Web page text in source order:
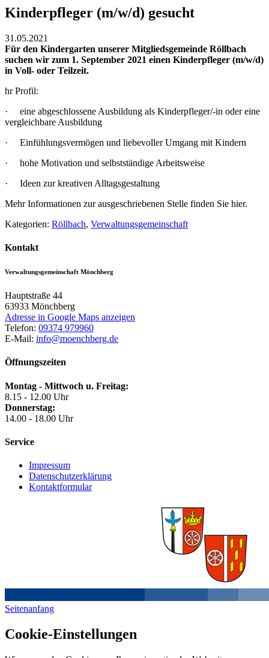
Kinderpfleger (m/w/d) gesucht
31.05.2021
Für den Kindergarten unserer Mitgliedsgemeinde Röllbach
suchen wir zum 1. September 2021 einen Kinderpfleger (m/w/d)
in Voll- oder Teilzeit.
hr Profil:
· eine abgeschlossene Ausbildung als Kinderpfleger/-in oder eine
vergleichbare Ausbildung
· Einfühlungsvermögen und liebevoller Umgang mit Kindern
· hohe Motivation und selbstständige Arbeitsweise
· Ideen zur kreativen Alltagsgestaltung
Mehr Informationen zur ausgeschriebenen Stelle finden Sie hier.
Kategorien: Röllbach, Verwaltungsgemeinschaft
Kontakt
Verwaltungsgemeinschaft Mönchberg
Hauptstraße 44
63933 Mönchberg
Adresse in Google Maps anzeigen
Telefon: 09374 979960
E-Mail: info@moenchberg.de
Öffnungszeiten
Montag - Mittwoch u. Freitag:
8.15 - 12.00 Uhr
Donnerstag:
14.00 - 18.00 Uhr
Service
Impressum
Datenschutzerklärung
Kontaktformular
Seitenanfang
Cookie-Einstellungen